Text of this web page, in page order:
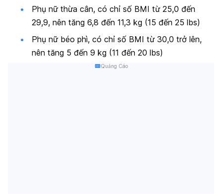
Phụ nữ thừa cân, có chỉ số BMI từ 25,0 đến
29,9, nên tăng 6,8 đến 11,3 kg (15 đến 25 lbs)
Phụ nữ béo phì, có chỉ số BMI từ 30,0 trở lên,
nên tăng 5 đến 9 kg (11 đến 20 lbs)
Quảng Cáo